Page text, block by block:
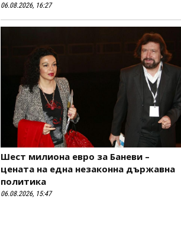
06.08.2026, 16:27
Шест милиона евро за Баневи –
цената на една незаконна държавна
политика
06.08.2026, 15:47